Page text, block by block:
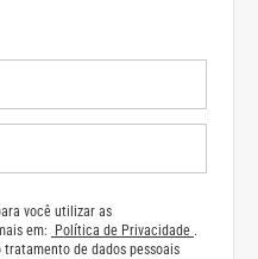
você utilizar as
em:
Política de Privacidade .
de dados pessoais